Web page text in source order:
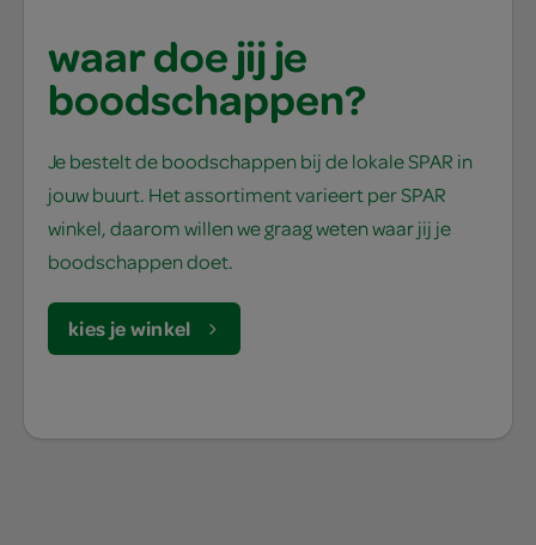
waar doe jij je
boodschappen?
Je bestelt de boodschappen bij de lokale SPAR in
jouw buurt. Het assortiment varieert per SPAR
winkel, daarom willen we graag weten waar jij je
boodschappen doet.
kies je winkel